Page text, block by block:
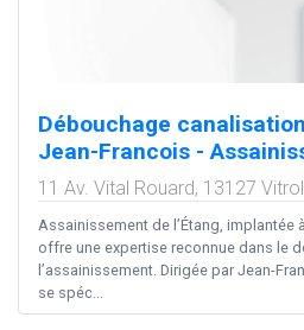
Débouchage
Jean-Francois -
11 Av. Vital Rouard, 13127
Assainissement de l’Étang, implantée
offre une expertise reconnue dans le
l’assainissement. Dirigée par Jean-
se spéc...